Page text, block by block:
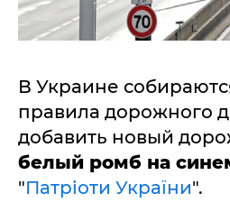
В Украине
правила дорожного
добавить новый
белый ромб на
"Патріоти України".